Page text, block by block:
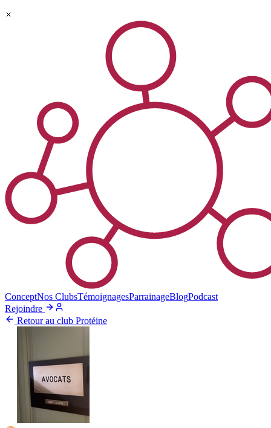
ConceptNos ClubsTémoignagesParrainageBlogPodcast
Rejoindre
Retour au club Protéine